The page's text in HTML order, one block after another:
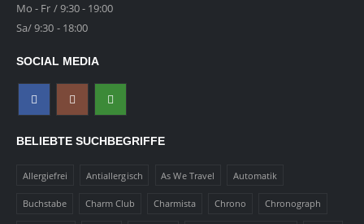
Mo - Fr / 9:30 - 19:00
Sa/ 9:30 - 18:00
SOCIAL MEDIA
BELIEBTE SUCHBEGRIFFE
Allergiefrei Antiallergisch As We Travel Automatik
Buchstabe Charm Club Charmista Chrono Chronograph